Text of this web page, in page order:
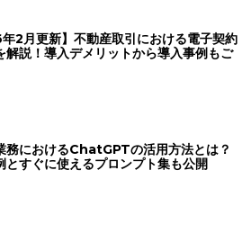
年2月更新】不動産取引における電子契約
解説！導入デメリットから導入事例もご
務におけるChatGPTの活用方法とは？
とすぐに使えるプロンプト集も公開